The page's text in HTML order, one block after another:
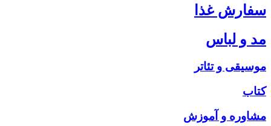
سفارش غذا
مد و لباس
موسیقی و تئاتر
کتاب
مشاوره و آموزش